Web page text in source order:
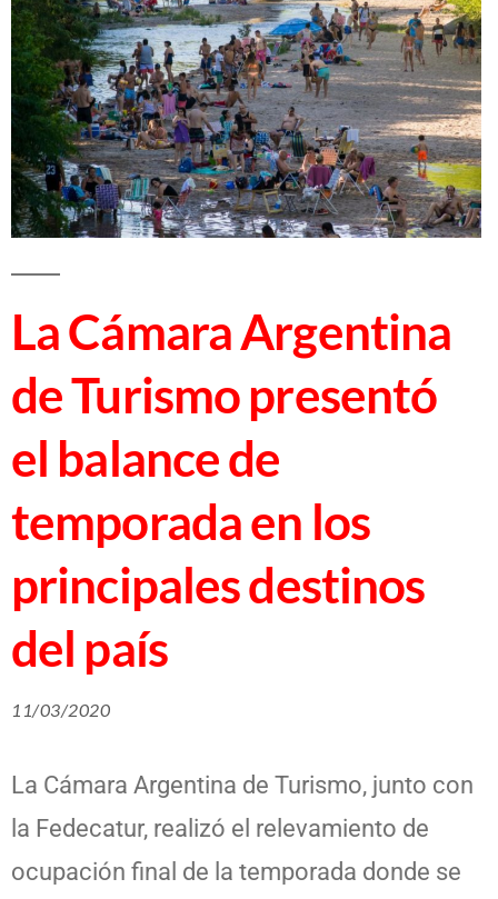
La Cámara Argentina
de Turismo presentó
el balance de
temporada en los
principales destinos
del país
11/03/2020
La Cámara Argentina de Turismo, junto con
la Fedecatur, realizó el relevamiento de
ocupación final de la temporada donde se